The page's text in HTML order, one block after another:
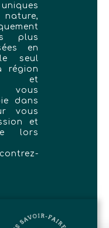
plus
en
seul
région
et
vous
dans
vous
et
lors